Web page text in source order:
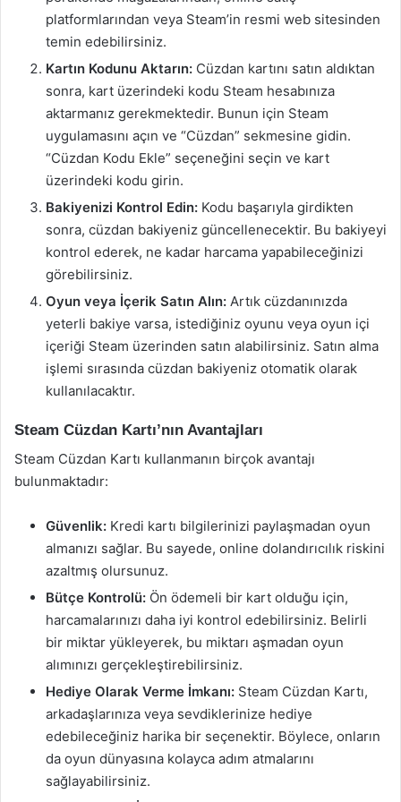
platformlarından veya Steam’in resmi web sitesinden
temin edebilirsiniz.
Kartın Kodunu Aktarın: Cüzdan kartını satın aldıktan
sonra, kart üzerindeki kodu Steam hesabınıza
aktarmanız gerekmektedir. Bunun için Steam
uygulamasını açın ve “Cüzdan” sekmesine gidin.
“Cüzdan Kodu Ekle” seçeneğini seçin ve kart
üzerindeki kodu girin.
Bakiyenizi Kontrol Edin: Kodu başarıyla girdikten
sonra, cüzdan bakiyeniz güncellenecektir. Bu bakiyeyi
kontrol ederek, ne kadar harcama yapabileceğinizi
görebilirsiniz.
Oyun veya İçerik Satın Alın: Artık cüzdanınızda
yeterli bakiye varsa, istediğiniz oyunu veya oyun içi
içeriği Steam üzerinden satın alabilirsiniz. Satın alma
işlemi sırasında cüzdan bakiyeniz otomatik olarak
kullanılacaktır.
Steam Cüzdan Kartı’nın Avantajları
Steam Cüzdan Kartı kullanmanın birçok avantajı
bulunmaktadır:
Güvenlik: Kredi kartı bilgilerinizi paylaşmadan oyun
almanızı sağlar. Bu sayede, online dolandırıcılık riskini
azaltmış olursunuz.
Bütçe Kontrolü: Ön ödemeli bir kart olduğu için,
harcamalarınızı daha iyi kontrol edebilirsiniz. Belirli
bir miktar yükleyerek, bu miktarı aşmadan oyun
alımınızı gerçekleştirebilirsiniz.
Hediye Olarak Verme İmkanı: Steam Cüzdan Kartı,
arkadaşlarınıza veya sevdiklerinize hediye
edebileceğiniz harika bir seçenektir. Böylece, onların
da oyun dünyasına kolayca adım atmalarını
sağlayabilirsiniz.